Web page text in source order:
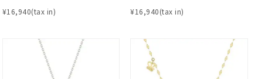
¥16,940(tax in) ¥16,940(tax in)